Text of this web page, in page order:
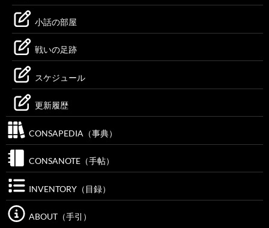
小話の部屋
戦いの足跡
スケジュール
更新履歴
CONSAPEDIA（事典）
CONSANOTE（手帖）
INVENTORY（目録）
ABOUT（手引）